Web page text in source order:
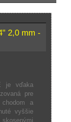
2,0 mm -
je vďaka
pre
a
vyššie